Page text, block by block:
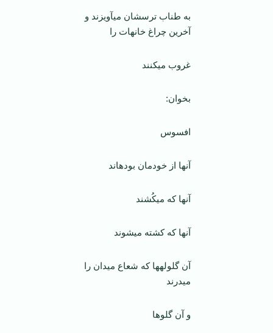
به طناب ترسشان می­آویزند و
آخرین چراغ خانه­ات را
غروب می­کنند
بخوان:
افسوس
آنها از خودمان بوده­اند
آنها که می­کُشند
آنها که کشته می­شوند
آن گلوله­ها که شعاع میدان را
می­درند
و آن گلوها